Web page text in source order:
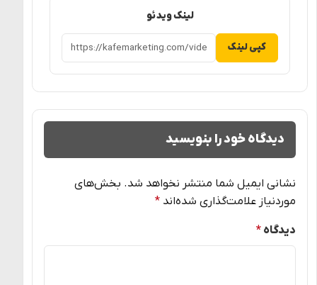
لینک ویدئو
کپی لینک
دیدگاه خود را بنویسید
نشانی ایمیل شما منتشر نخواهد شد. بخش‌های
موردنیاز علامت‌گذاری شده‌اند *
دیدگاه *